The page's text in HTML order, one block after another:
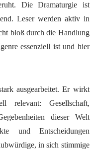
Die Dramaturgie ist
Leser werden aktiv in
bloß durch die Handlung
essenziell ist und hier
ausgearbeitet. Er wirkt
relevant: Gesellschaft,
dieser Welt
und Entscheidungen
in sich stimmige